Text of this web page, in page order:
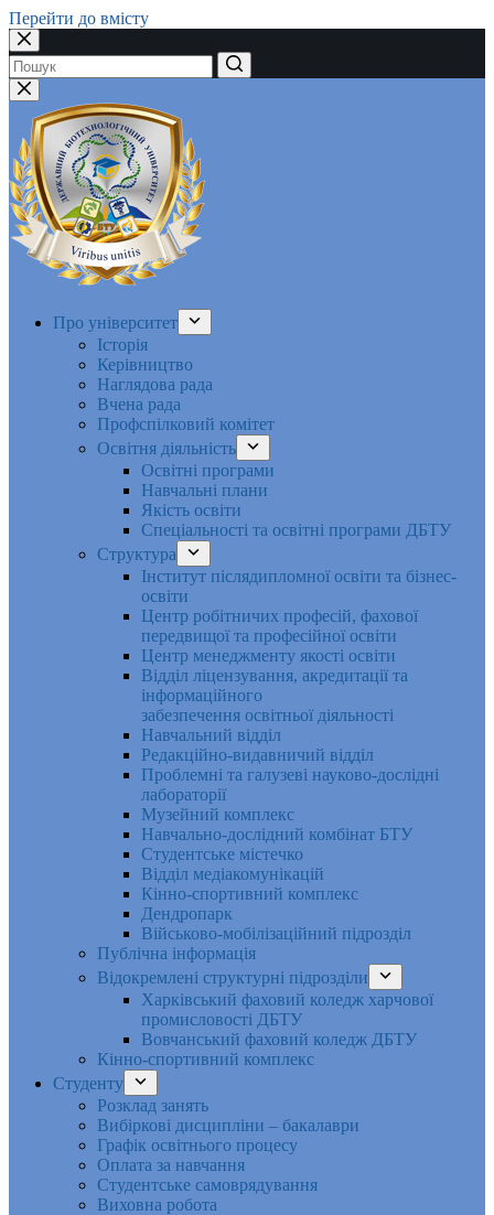
Перейти до вмісту
Немає
результатів
Про університет
Історія
Керівництво
Наглядова рада
Вчена рада
Профспілковий комітет
Освітня діяльність
Освітні програми
Навчальні плани
Якість освіти
Спеціальності та освітні програми ДБТУ
Структура
Інститут післядипломної освіти та бізнес-
освіти
Центр робітничих професій, фахової
передвищої та професійної освіти
Центр менеджменту якості освіти
Відділ ліцензування, акредитації та
інформаційного
забезпечення освітньої діяльності
Навчальний відділ
Редакційно-видавничий відділ
Проблемні та галузеві науково-дослідні
лабораторії
Музейний комплекс
Навчально-дослідний комбінат БТУ
Студентське містечко
Відділ медіакомунікацій
Кінно-спортивний комплекс
Дендропарк
Військово-мобілізаційний підрозділ
Публічна інформація
Відокремлені структурні підрозділи
Харківський фаховий коледж харчової
промисловості ДБТУ
Вовчанський фаховий коледж ДБТУ
Кінно-спортивний комплекс
Студенту
Розклад занять
Вибіркові дисципліни – бакалаври
Графік освітнього процесу
Оплата за навчання
Студентське самоврядування
Виховна робота